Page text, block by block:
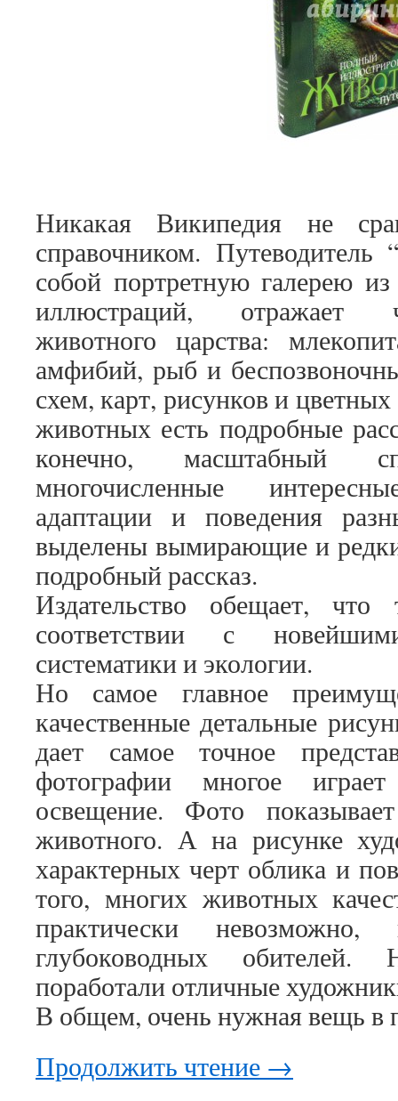
Никакая Википедия не
справочником. Путеводитель
собой портретную галерею
иллюстраций, отражает
животного царства:
амфибий, рыб и
схем, карт, рисунков и
животных есть подробные
конечно, масштабный
многочисленные
адаптации и поведения
выделены вымирающие и
подробный рассказ.
Издательство обещает,
соответствии с
систематики и экологии.
Но самое главное
качественные детальные
дает самое точное
фотографии многое
освещение. Фото
животного. А на рисунке
характерных черт облика и
того, многих животных
практически
глубоководных
поработали отличные
В общем, очень нужная вещь в
Продолжить чтение →